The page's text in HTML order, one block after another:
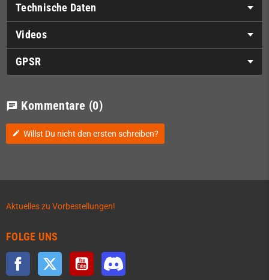
Technische Daten
Videos
GPSR
chat Kommentare (0)
edit Willst Du nicht den ersten schreiben?
Aktuelles zu Vorbestellungen!
FOLGE UNS
Facebook Twitter YouTube